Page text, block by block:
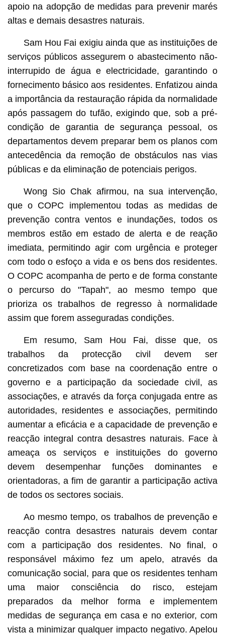
apoio na adopção de medidas para prevenir marés
altas e demais desastres naturais.
Sam Hou Fai exigiu ainda que as instituições de
serviços públicos assegurem o abastecimento não-
interrupido de água e electricidade, garantindo o
fornecimento básico aos residentes. Enfatizou ainda
a importância da restauração rápida da normalidade
após passagem do tufão, exigindo que, sob a pré-
condição de garantia de segurança pessoal, os
departamentos devem preparar bem os planos com
antecedência da remoção de obstáculos nas vias
públicas e da eliminação de potenciais perigos.
Wong Sio Chak afirmou, na sua intervenção,
que o COPC implementou todas as medidas de
prevenção contra ventos e inundações, todos os
membros estão em estado de alerta e de reação
imediata, permitindo agir com urgência e proteger
com todo o esfoço a vida e os bens dos residentes.
O COPC acompanha de perto e de forma constante
o percurso do "Tapah", ao mesmo tempo que
prioriza os trabalhos de regresso à normalidade
assim que forem asseguradas condições.
Em resumo, Sam Hou Fai, disse que, os
trabalhos da protecção civil devem ser
concretizados com base na coordenação entre o
governo e a participação da sociedade civil, as
associações, e através da força conjugada entre as
autoridades, residentes e associações, permitindo
aumentar a eficácia e a capacidade de prevenção e
reacção integral contra desastres naturais. Face à
ameaça os serviços e instituições do governo
devem desempenhar funções dominantes e
orientadoras, a fim de garantir a participação activa
de todos os sectores sociais.
Ao mesmo tempo, os trabalhos de prevenção e
reacção contra desastres naturais devem contar
com a participação dos residentes. No final, o
responsável máximo fez um apelo, através da
comunicação social, para que os residentes tenham
uma maior consciência do risco, estejam
preparados da melhor forma e implementem
medidas de segurança em casa e no exterior, com
vista a minimizar qualquer impacto negativo. Apelou